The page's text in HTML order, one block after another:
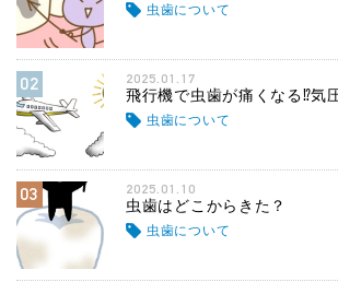
虫歯について
02 2025.01.17
飛行機で虫歯が痛くなる⁉気
虫歯について
03 2025.01.10
虫歯はどこからきた？
虫歯について